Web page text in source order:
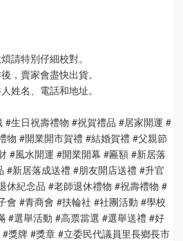
請特別仔細校對。
，賣家會盡快出貨。
姓名、電話和地址。
#生日祝壽禮物 #祝賀禮品 #居家開運 #
物 #開業開市賀禮 #結婚賀禮 #父親節
#風水開運 #開業開幕 #匾額 #新居落
#新居落成送禮 #朋友開店送禮 #升官
休紀念品 #老師退休禮物 #祝壽禮物 #
會 #青商會 #扶輪社 #社團活動 #學校
#選舉活動 #高票當選 #選舉送禮 #好
獎牌 #獎章 #立委民代議員里長鄉長市